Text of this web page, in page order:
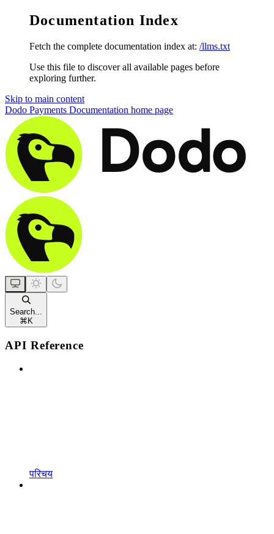
Documentation Index
Fetch the complete documentation index at: /llms.txt
Use this file to discover all available pages before
exploring further.
Skip to main content
Dodo Payments Documentation home page
Search...
⌘ K
API Reference
परिचय